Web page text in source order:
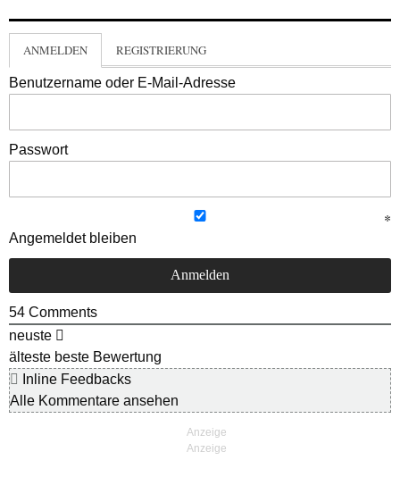
ANMELDEN REGISTRIERUNG
Benutzername oder E-Mail-Adresse
Passwort
Angemeldet bleiben
54 Comments
neuste
älteste beste Bewertung
Inline Feedbacks
Alle Kommentare ansehen